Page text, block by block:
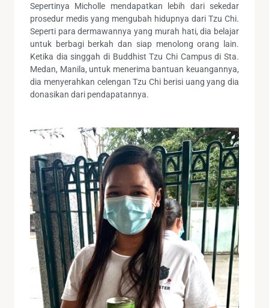
Sepertinya Micholle mendapatkan lebih dari sekedar
prosedur medis yang mengubah hidupnya dari Tzu Chi.
Seperti para dermawannya yang murah hati, dia belajar
untuk berbagi berkah dan siap menolong orang lain.
Ketika dia singgah di Buddhist Tzu Chi Campus di Sta.
Medan, Manila, untuk menerima bantuan keuangannya,
dia menyerahkan celengan Tzu Chi berisi uang yang dia
donasikan dari pendapatannya.